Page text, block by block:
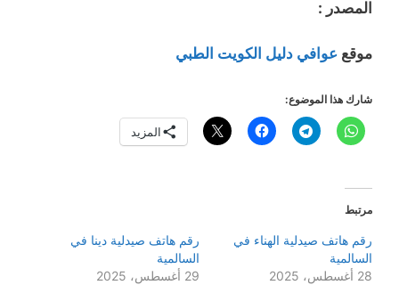
المصدر :
موقع عوافي دليل الكويت الطبي
شارك هذا الموضوع:
المزيد
مرتبط
رقم هاتف صيدلية الهناء في
السالمية
28 أغسطس، 2025
رقم هاتف صيدلية دينا في
السالمية
29 أغسطس، 2025